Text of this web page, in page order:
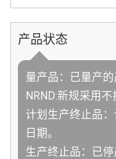
产品状态
量产品：已量产的
NRND:新规采用
计划生产终止品
日期。
生产终止品：已